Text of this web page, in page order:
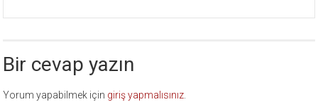
Bir cevap yazın
Yorum yapabilmek için giriş yapmalısınız